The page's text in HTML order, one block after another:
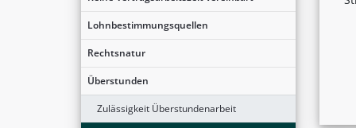
Lohnbestimmungsquellen
Rechtsnatur
Überstunden
Zulässigkeit Überstundenarbeit